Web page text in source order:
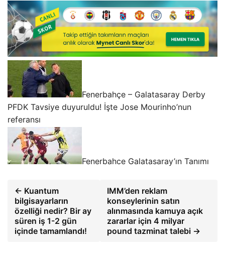
Fenerbahçe – Galatasaray Derby
PFDK Tavsiye duyuruldu! İşte Jose Mourinho’nun
referansı
Fenerbahce Galatasaray’ın Tanımı
← Kuantum
bilgisayarların
özelliği nedir? Bir ay
süren iş 1-2 gün
içinde tamamlandı!
IMM’den reklam
konseylerinin satın
alınmasında kamuya açık
zararlar için 4 milyar
pound tazminat talebi →